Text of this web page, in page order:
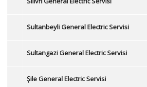
Sultanbeyli General Electric Servisi
Sultangazi General Electric Servisi
Şile General Electric Servisi